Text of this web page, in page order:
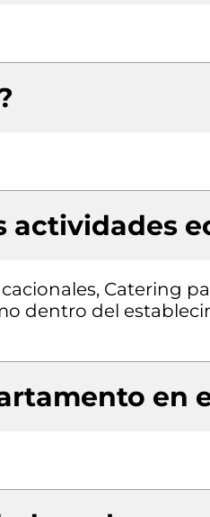
actividades
Catering
dentro del
en